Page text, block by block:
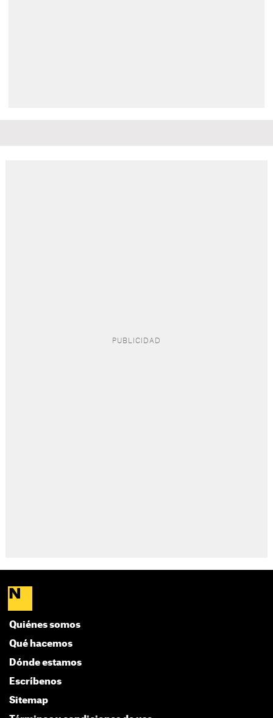
Quiénes somos
Qué hacemos
Dónde estamos
Escríbenos
Sitemap